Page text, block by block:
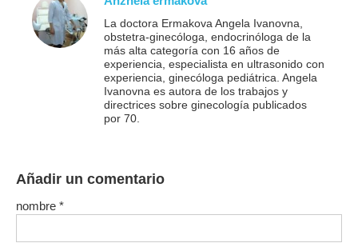
La doctora Ermakova Angela Ivanovna,
obstetra-ginecóloga, endocrinóloga de la
más alta categoría con 16 años de
experiencia, especialista en ultrasonido con
experiencia, ginecóloga pediátrica. Angela
Ivanovna es autora de los trabajos y
directrices sobre ginecología publicados
por 70.
Añadir un comentario
nombre *